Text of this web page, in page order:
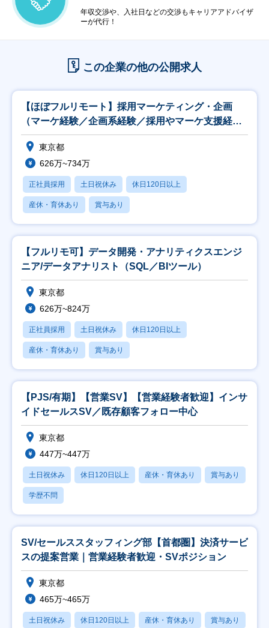
年収交渉や、入社日などの交渉もキャリアアドバイザ
ーが代行！
この企業の他の公開求人
【ほぼフルリモート】採用マーケティング・企画
（マーケ経験／企画系経験／採用やマーケ支援経験
者歓迎）
東京都
626万~734万
正社員採用 土日祝休み 休日120日以上
産休・育休あり 賞与あり
【フルリモ可】データ開発・アナリティクスエンジ
ニア/データアナリスト（SQL／BIツール）
東京都
626万~824万
正社員採用 土日祝休み 休日120日以上
産休・育休あり 賞与あり
【PJS/有期】【営業SV】【営業経験者歓迎】インサ
イドセールスSV／既存顧客フォロー中心
東京都
447万~447万
土日祝休み 休日120日以上 産休・育休あり 賞与あり
学歴不問
SV/セールススタッフィング部【首都圏】決済サービ
スの提案営業｜営業経験者歓迎・SVポジション
東京都
465万~465万
土日祝休み 休日120日以上 産休・育休あり 賞与あり